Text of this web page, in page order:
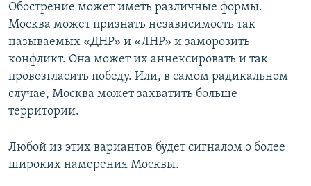
Обострение может иметь различные формы.
Москва может признать независимость так
называемых «ДНР» и «ЛНР» и заморозить
конфликт. Она может их аннексировать и так
провозгласить победу. Или, в самом радикальном
случае, Москва может захватить больше
территории.
Любой из этих вариантов будет сигналом о более
широких намерения Москвы.